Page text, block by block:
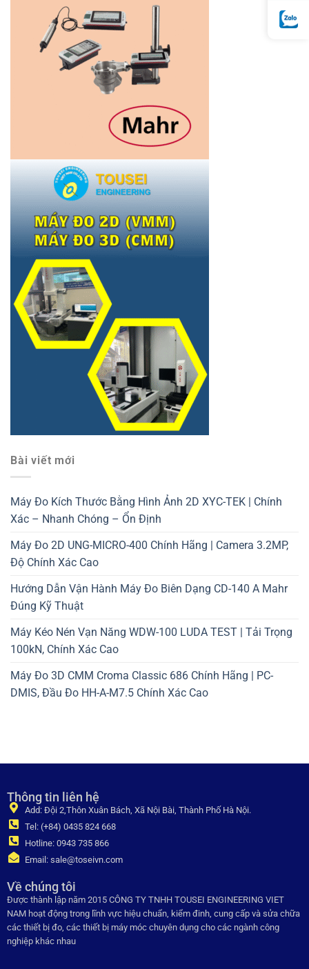
Bài viết mới
Máy Đo Kích Thước Bằng Hình Ảnh 2D XYC-TEK | Chính
Xác – Nhanh Chóng – Ổn Định
Máy Đo 2D UNG-MICRO-400 Chính Hãng | Camera 3.2MP,
Độ Chính Xác Cao
Hướng Dẫn Vận Hành Máy Đo Biên Dạng CD-140 A Mahr
Đúng Kỹ Thuật
Máy Kéo Nén Vạn Năng WDW-100 LUDA TEST | Tải Trọng
100kN, Chính Xác Cao
Máy Đo 3D CMM Croma Classic 686 Chính Hãng | PC-
DMIS, Đầu Đo HH-A-M7.5 Chính Xác Cao
Thông tin liên hệ
Add: Đội 2,Thôn Xuân Bách, Xã Nội Bài, Thành Phố Hà Nội.
Tel: (+84) 0435 824 668
Hotline: 0943 735 866
Email: sale@toseivn.com
Về chúng tôi
Được thành lập năm 2015 CÔNG TY TNHH TOUSEI ENGINEERING VIET
NAM hoạt động trong lĩnh vực hiệu chuẩn, kiểm đinh, cung cấp và sửa chữa
các thiết bị đo, các thiết bị máy móc chuyên dụng cho các ngành công
nghiệp khác nhau